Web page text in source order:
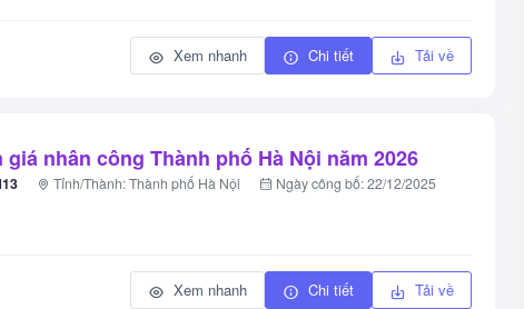
Xem nhanh Chi tiết Tải về
nhân công Thành phố Hà Nội năm 2026
Tỉnh/Thành: Thành phố Hà Nội Ngày công bố: 22/12/2025
Xem nhanh Chi tiết Tải về